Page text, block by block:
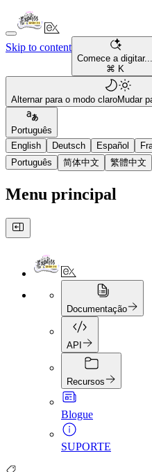
Skip to content
Comece a digitar...
⌘ K
Alternar para o modo claroMudar
Português
English
Deutsch Español
Português
简体中文 繁體中文
Menu principal
Documentação
API
Recursos
Blogue
SUPORTE